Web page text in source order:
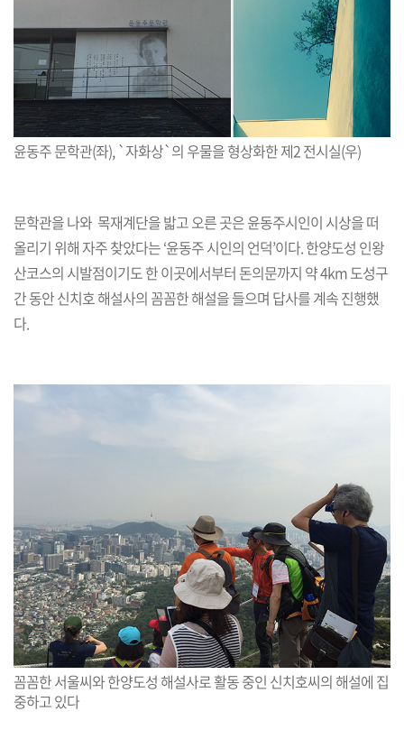
윤동주 문학관(좌), `자화상`의 우물을 형상화한 제2 전시실(우)
문학관을 나와 목재계단을 밟고 오른 곳은 윤동주시인이 시상을 떠
올리기 위해 자주 찾았다는 ‘윤동주 시인의 언덕’이다. 한양도성 인왕
산코스의 시발점이기도 한 이곳에서부터 돈의문까지 약 4km 도성구
간 동안 신치호 해설사의 꼼꼼한 해설을 들으며 답사를 계속 진행했
다.
꼼꼼한 서울씨와 한양도성 해설사로 활동 중인 신치호씨의 해설에 집
중하고 있다